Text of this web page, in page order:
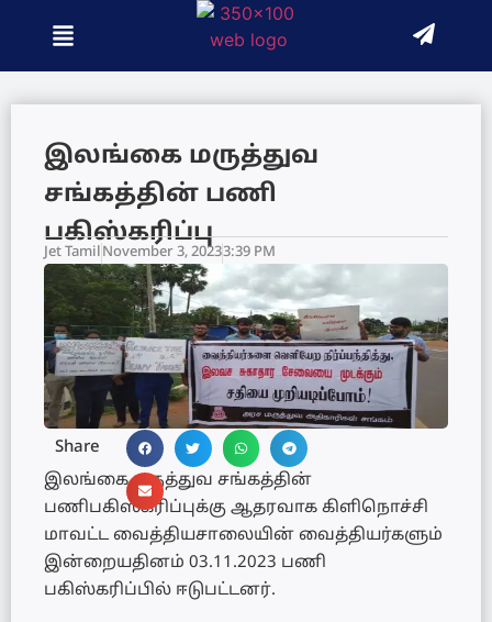
இலங்கை மருத்துவ
சங்கத்தின் பணி
பகிஸ்கரிப்பு
Jet TamilNovember 3, 20233:39 PM
Share
இலங்கை மருத்துவ சங்கத்தின்
பணிபகிஸ்கரிப்புக்கு ஆதரவாக கிளிநொச்சி
மாவட்ட வைத்தியசாலையின் வைத்தியர்களும்
இன்றையதினம் 03.11.2023 பணி
பகிஸ்கரிப்பில் ஈடுபட்டனர்.